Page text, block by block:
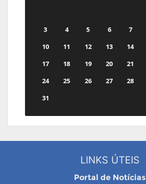
3
4 5 6 7
10
11 12 13 14
17
18 19 20 21
24
25 26 27 28
31
LINKS ÚTEIS
Portal de Notícias